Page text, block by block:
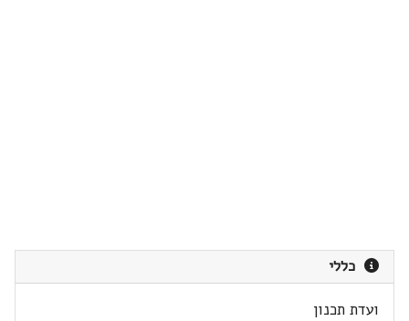
כללי
ועדת תכנון